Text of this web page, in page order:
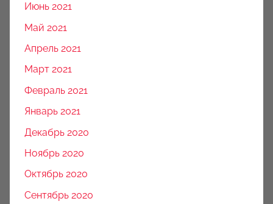
Июнь 2021
Май 2021
Апрель 2021
Март 2021
Февраль 2021
Январь 2021
Декабрь 2020
Ноябрь 2020
Октябрь 2020
Сентябрь 2020